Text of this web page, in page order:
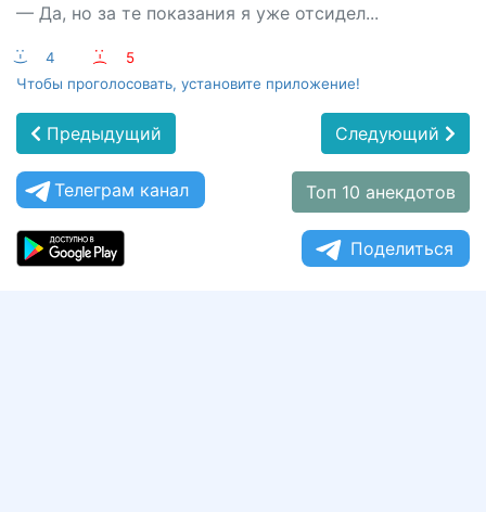
— Да, но за те показания я уже отсидел...
:-) 4 :-(
5
Чтобы проголосовать, установите приложение!
Предыдущий Следующий
Телеграм канал Топ 10 анекдотов
Поделиться